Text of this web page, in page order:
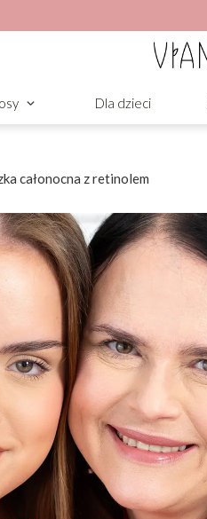
Dla dzieci
całonocna z retinolem
z
regenerację skóry podczas
Stosować 2–3 razy w tygodniu,
dostawa od 149 zł